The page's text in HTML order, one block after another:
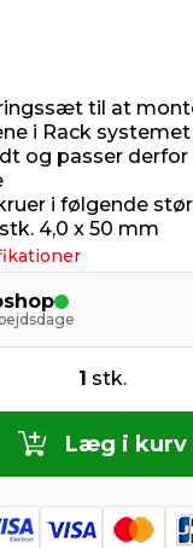
til at
i Rack systemet
og passer derfor
i følgende
4,0 x 50 mm
1 stk.
Læg i kurv